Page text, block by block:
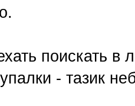
поискать в
- тазик